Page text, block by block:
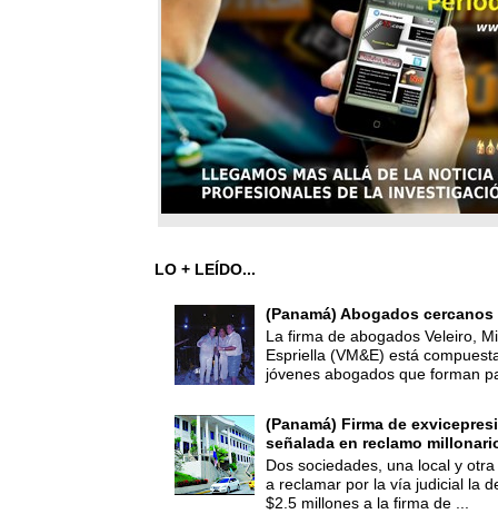
LO + LEÍDO...
(Panamá) Abogados
La firma de abogados Veleiro,
Espriella (VM&E) está
jóvenes abogados que forman
(Panamá) Firma de
señalada en reclamo
Dos sociedades, una local y
a reclamar por la vía judicial la
$2.5 millones a la firma de ...